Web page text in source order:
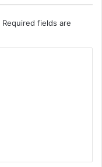
Required fields are